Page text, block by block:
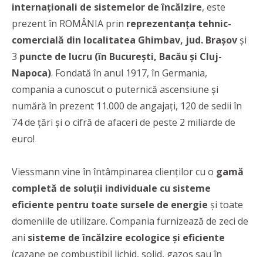
internaționali de sistemelor de încălzire, este
prezent în ROMÂNIA prin reprezentanța tehnic-
comercială din localitatea Ghimbav, jud. Brașov și
3 puncte de lucru (în București, Bacău și Cluj-
Napoca). Fondată în anul 1917, în Germania,
compania a cunoscut o puternică ascensiune și
numără în prezent 11.000 de angajați, 120 de sedii în
74 de țări și o cifră de afaceri de peste 2 miliarde de
euro!
Viessmann vine în întâmpinarea clienților cu o gamă
completă de soluții individuale cu sisteme
eficiente pentru toate sursele de energie și toate
domeniile de utilizare. Compania furnizează de zeci de
ani sisteme de încălzire ecologice și eficiente
(cazane pe combustibil lichid, solid, gazos sau în